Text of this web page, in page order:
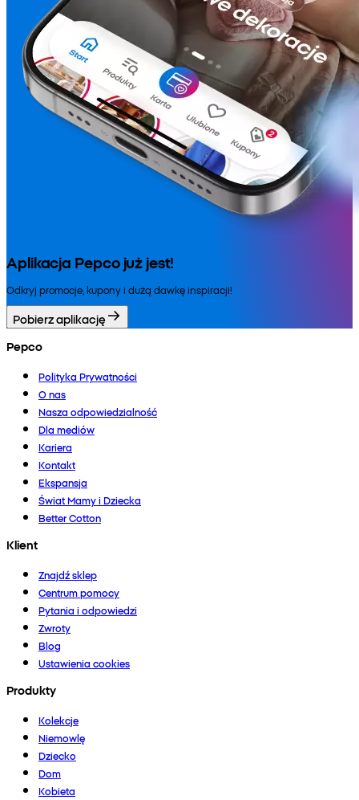
Aplikacja Pepco już jest!
Odkryj promocje, kupony i dużą dawkę inspiracji!
Pobierz aplikację
Pepco
Polityka Prywatności
O nas
Nasza odpowiedzialność
Dla mediów
Kariera
Kontakt
Ekspansja
Świat Mamy i Dziecka
Better Cotton
Klient
Znajdź sklep
Centrum pomocy
Pytania i odpowiedzi
Zwroty
Blog
Ustawienia cookies
Produkty
Kolekcje
Niemowlę
Dziecko
Dom
Kobieta